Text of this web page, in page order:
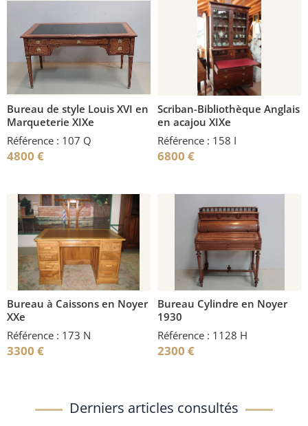
Bureau de style Louis XVI en
Marqueterie XIXe
Référence : 107 Q
4800 €
Scriban-Bibliothèque Anglais
en acajou XIXe
Référence : 158 I
6800 €
Bureau à Caissons en Noyer
XXe
Référence : 173 N
3300 €
Bureau Cylindre en Noyer
1930
Référence : 1128 H
2300 €
Derniers articles consultés